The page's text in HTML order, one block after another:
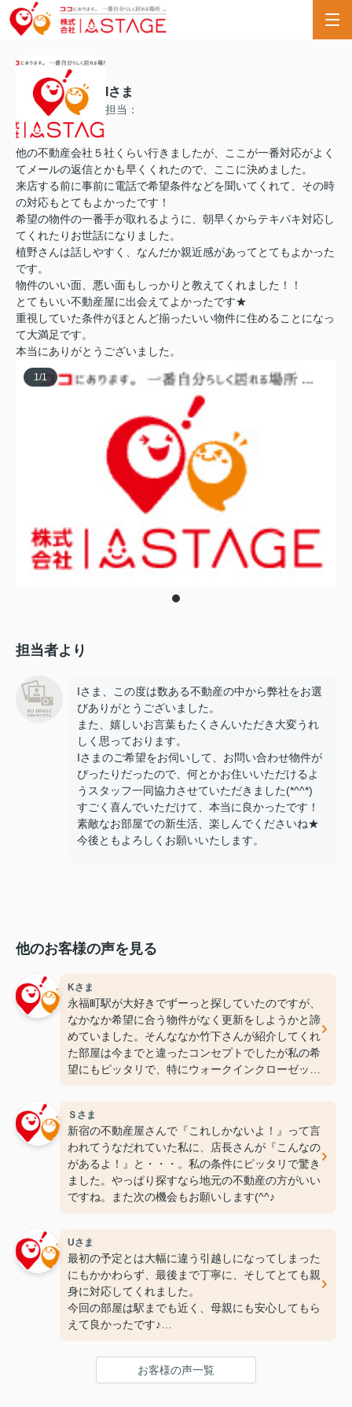
Iさま
担当：
他の不動産会社５社くらい行きましたが、ここが一番対応がよく
てメールの返信とかも早くくれたので、ここに決めました。
来店する前に事前に電話で希望条件などを聞いてくれて、その時
の対応もとてもよかったです！
希望の物件の一番手が取れるように、朝早くからテキパキ対応し
てくれたりお世話になりました。
植野さんは話しやすく、なんだか親近感があってとてもよかった
です。
物件のいい面、悪い面もしっかりと教えてくれました！！
とてもいい不動産屋に出会えてよかったです★
重視していた条件がほとんど揃ったいい物件に住めることになっ
て大満足です。
本当にありがとうございました。
1/1
担当者より
Iさま、この度は数ある不動産の中から弊社をお選
びありがとうございました。
また、嬉しいお言葉もたくさんいただき大変うれ
しく思っております。
Iさまのご希望をお伺いして、お問い合わせ物件が
ぴったりだったので、何とかお住いいただけるよ
うスタッフ一同協力させていただきました(*^^*)
すごく喜んでいただけて、本当に良かったです！
素敵なお部屋での新生活、楽しんでくださいね★
今後ともよろしくお願いいたします。
他のお客様の声を見る
Kさま
永福町駅が大好きでずーっと探していたのですが、
なかなか希望に合う物件がなく更新をしようかと諦
めていました。そんななか竹下さんが紹介してくれ
た部屋は今までと違ったコンセプトでしたが私の希
望にもピッタリで、特にウォークインクローゼット
Ｓさま
新宿の不動産屋さんで『これしかないよ！』って言
われてうなだれていた私に、店長さんが『こんなの
があるよ！』と・・・。私の条件にピッタリで驚き
ました。やっぱり探すなら地元の不動産の方がいい
ですね。また次の機会もお願いします(^^♪
Uさま
最初の予定とは大幅に違う引越しになってしまった
にもかかわらず、最後まで丁寧に、そしてとても親
身に対応してくれました。
今回の部屋は駅までも近く、母親にも安心してもら
えて良かったです♪
ってます！
ありがとうございました(^^♪
お客様の声一覧